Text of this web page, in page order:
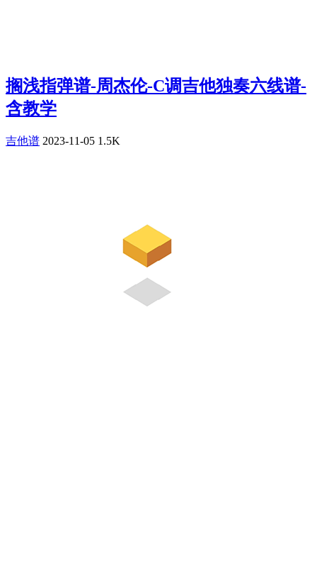
搁浅指弹谱-周杰伦-C调吉他独奏六线谱-
含教学
吉他谱 2023-11-05 1.5K